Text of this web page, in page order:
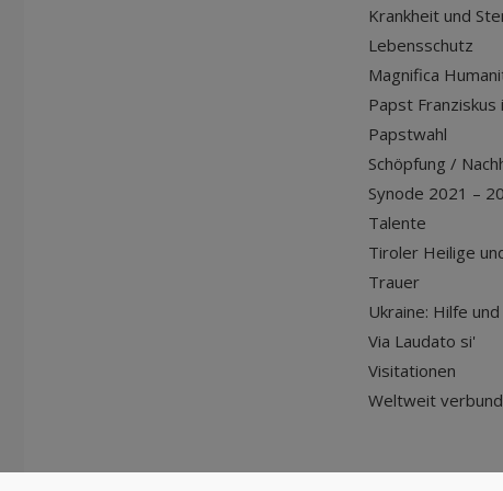
Krankheit und
Lebensschutz
Magnifica
Papst
Papstwahl
Schöpfung /
Synode 2021 –
Talente
Tiroler Heilige
Trauer
Ukraine: Hilfe
Via Laudato si'
Visitationen
Weltweit